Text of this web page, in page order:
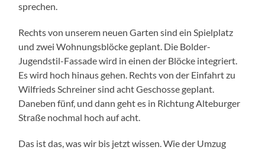
sprechen.
Rechts von unserem neuen Garten sind ein Spielplatz
und zwei Wohnungsblöcke geplant. Die Bolder-
Jugendstil-Fassade wird in einen der Blöcke integriert.
Es wird hoch hinaus gehen. Rechts von der Einfahrt zu
Wilfrieds Schreiner sind acht Geschosse geplant.
Daneben fünf, und dann geht es in Richtung Alteburger
Straße nochmal hoch auf acht.
Das ist das, was wir bis jetzt wissen. Wie der Umzug